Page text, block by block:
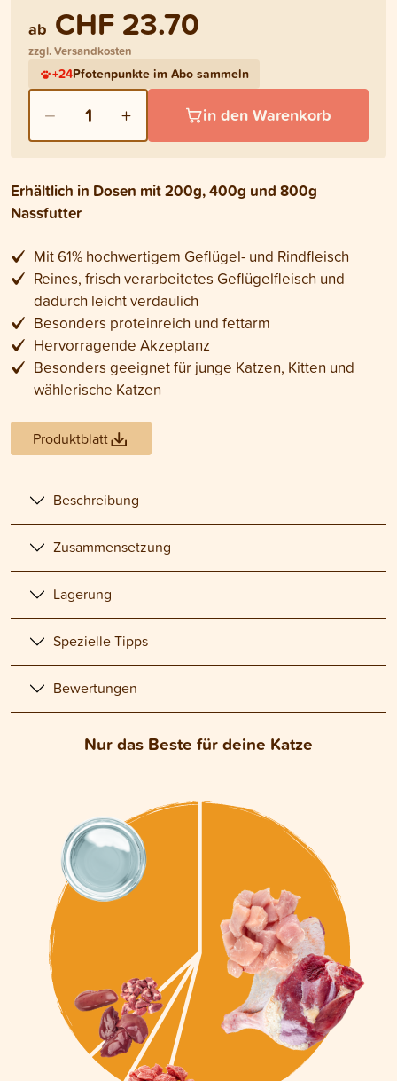
ab CHF 23.70
zzgl. Versandkosten
+24Pfotenpunkte im Abo sammeln
− 1 + in den Warenkorb
Erhältlich in Dosen mit 200g, 400g und 800g
Nassfutter
Mit 61% hochwertigem Geflügel- und Rindfleisch
Reines, frisch verarbeitetes Geflügelfleisch und
dadurch leicht verdaulich
Besonders proteinreich und fettarm
Hervorragende Akzeptanz
Besonders geeignet für junge Katzen, Kitten und
wählerische Katzen
Produktblatt
Beschreibung
Zusammensetzung
Lagerung
Spezielle Tipps
Bewertungen
Nur das Beste für deine Katze